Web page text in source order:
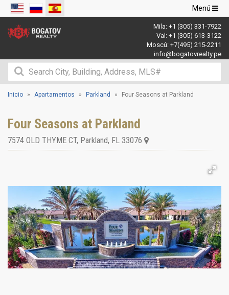
Navegación
de
palanca
Menú
Mila: +1 (305) 331-7922
Val: +1 (305) 613-3122
Moscú: +7(495) 215-2211
info@bogatovrealty.pe
Inicio Apartamentos Parkland Four Seasons at Parkland
Four Seasons at Parkland
7574 OLD THYME CT, Parkland, FL 33076